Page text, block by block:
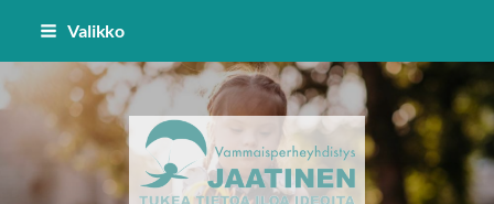
Siirry
Valikko
Vammaisperheyhdistys